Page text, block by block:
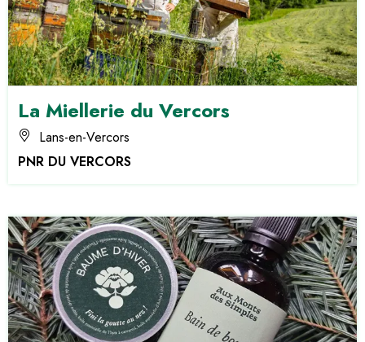
La Miellerie du Vercors
Lans-en-Vercors
PNR DU VERCORS